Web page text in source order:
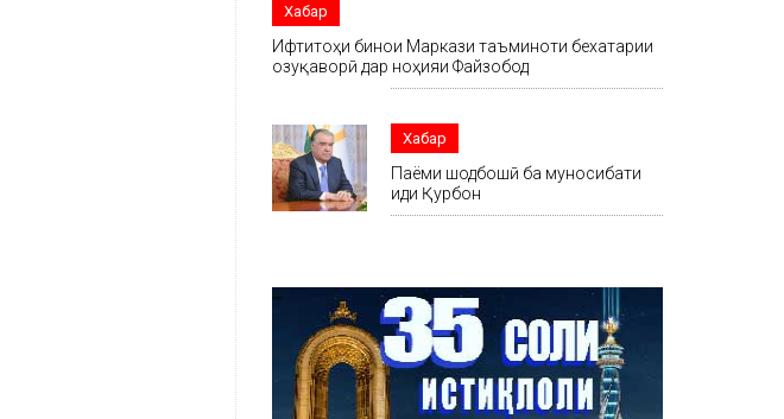
Хабар
Ифтитоҳи бинои Маркази таъминоти бехатарии
озуқаворӣ дар ноҳияи Файзобод
Хабар
Паёми шодбошӣ ба муносибати
иди Қурбон